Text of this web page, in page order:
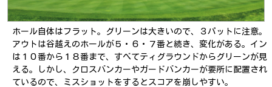
ホール自体はフラット。グリーンは大きいので、３パットに注意。
アウトは谷越えのホールが５・６・７番と続き、変化がある。イン
は１０番から１８番まで、すべてティグラウンドからグリーンが見
える。しかし、クロスバンカーやガードバンカーが要所に配置され
ているので、ミスショットをするとスコアを崩しやすい。